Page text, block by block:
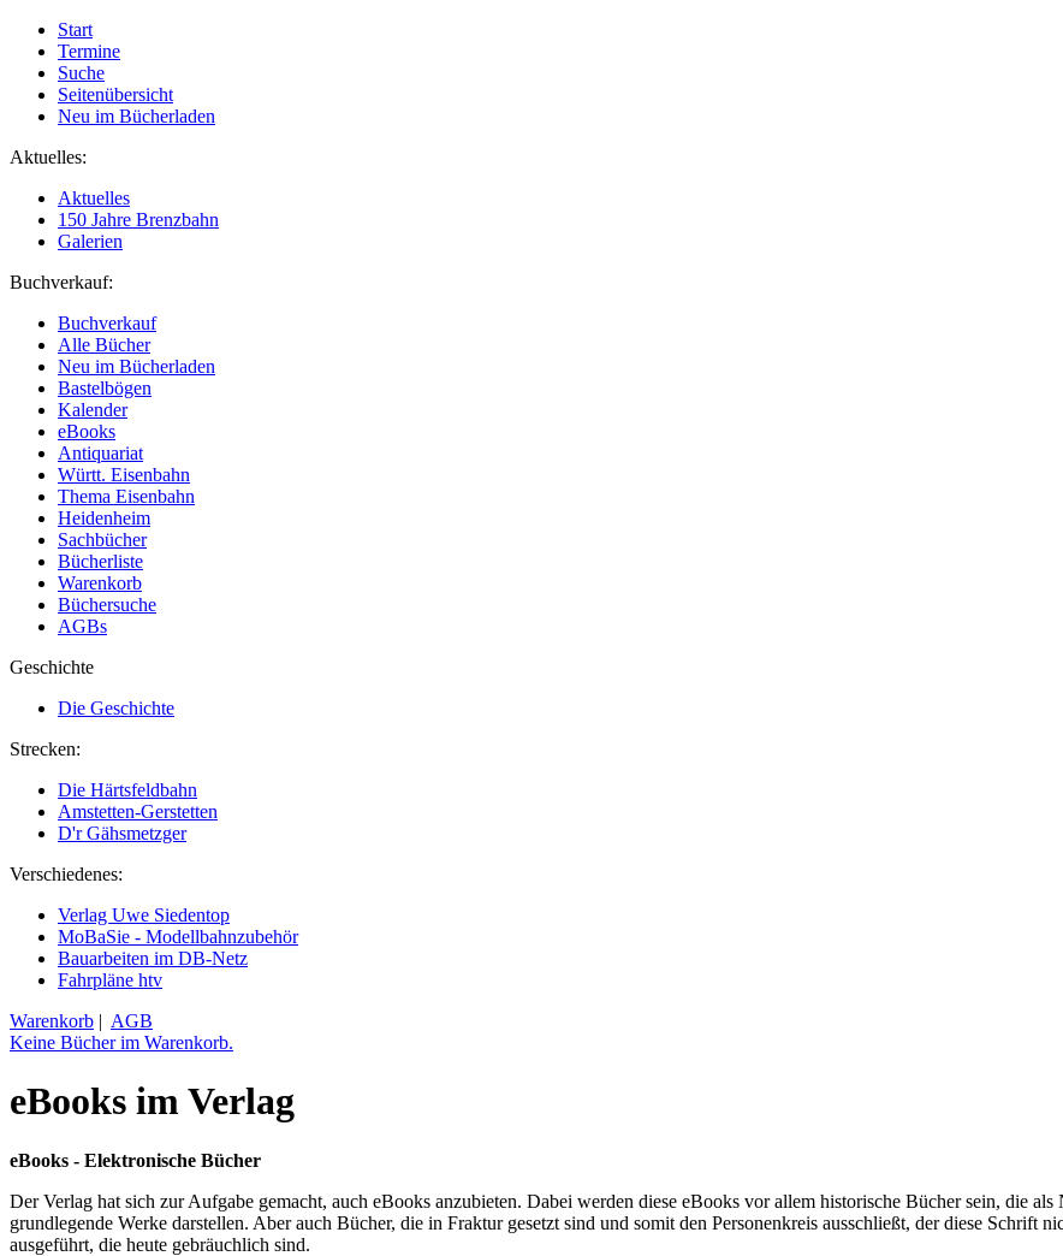
Start
Termine
Suche
Seitenübersicht
Neu im Bücherladen
Aktuelles:
Aktuelles
150 Jahre Brenzbahn
Galerien
Buchverkauf:
Buchverkauf
Alle Bücher
Neu im Bücherladen
Bastelbögen
Kalender
eBooks
Antiquariat
Württ. Eisenbahn
Thema Eisenbahn
Heidenheim
Sachbücher
Bücherliste
Warenkorb
Büchersuche
AGBs
Geschichte
Die Geschichte
Strecken:
Die Härtsfeldbahn
Amstetten-Gerstetten
D'r Gähsmetzger
Verschiedenes:
Verlag Uwe Siedentop
MoBaSie - Modellbahnzubehör
Bauarbeiten im DB-Netz
Fahrpläne htv
Warenkorb | AGB
Keine Bücher im Warenkorb.
eBooks im Verlag
eBooks - Elektronische Bücher
Der Verlag hat sich zur Aufgabe gemacht, auch eBooks anzubieten. Dabei werden diese eBooks vor allem historische Bücher sein, die
grundlegende Werke darstellen. Aber auch Bücher, die in Fraktur gesetzt sind und somit den Personenkreis ausschließt, der diese Schrift
ausgeführt, die heute gebräuchlich sind.